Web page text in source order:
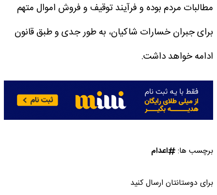
مطالبات مردم بوده و فرآیند توقیف و فروش اموال متهم
برای جبران خسارات شاکیان، به طور جدی و طبق قانون
ادامه خواهد داشت.
برچسب ها: اعدام
برای دوستانتان ارسال کنید